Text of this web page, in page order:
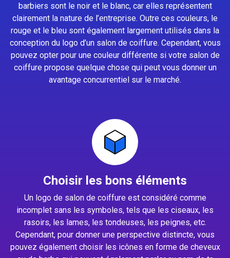
barbiers sont le noir et le blanc, car elles représentent
clairement la nature de l’entreprise. Outre ces couleurs, le
rouge et le bleu sont également largement utilisés dans la
conception du logo d’un salon de coiffure. Cependant, vous
pouvez opter pour une couleur différente si votre salon de
coiffure propose quelque chose qui peut vous donner un
avantage concurrentiel sur le marché.
Choisir les bons éléments
Un logo de salon de coiffure est considéré comme
incomplet sans les symboles, tels que les ciseaux, les
rasoirs, les lames, les tondeuses, les peignes, etc.
Cependant, pour donner une perspective distincte, vous
pouvez également choisir les icônes en forme de cheveux